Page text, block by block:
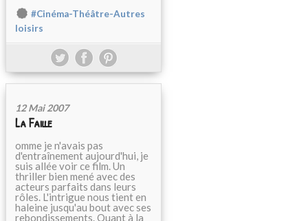
#Cinéma-Théâtre-Autres
loisirs
12 Mai 2007
La Faille
omme je n'avais pas
d'entraînement aujourd'hui, je
suis allée voir ce film. Un
thriller bien mené avec des
acteurs parfaits dans leurs
rôles. L'intrigue nous tient en
haleine jusqu'au bout avec ses
rebondissements. Quant à la